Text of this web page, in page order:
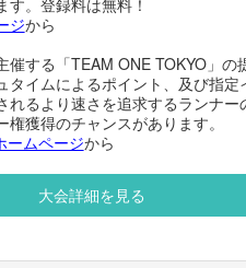
。登録料は無料！
ジから
する「TEAM ONE TOKYO」の
イムによるポイント、及び指定
れるより速さを追求するランナ
獲得のチャンスがあります。
ームページから
大会詳細を見る